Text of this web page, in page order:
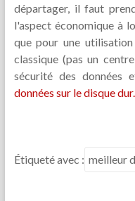
départager, il faut
l'aspect économique à
que pour une
classique (pas un
sécurité des
données sur le disque dur.
Étiqueté avec : meilleur